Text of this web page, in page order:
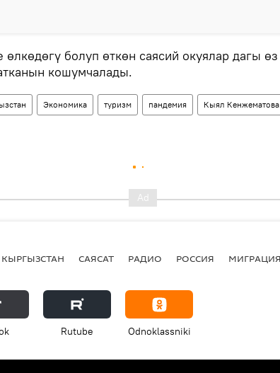
өлкөдөгү болуп өткөн саясий окуялар дагы
кошумчалады.
Экономика туризм пандемия Кыял Кенжематова
КЫРГЫЗСТАН САЯСАТ РАДИО РОССИЯ МИГРАЦИЯ
Rutube Odnoklassniki